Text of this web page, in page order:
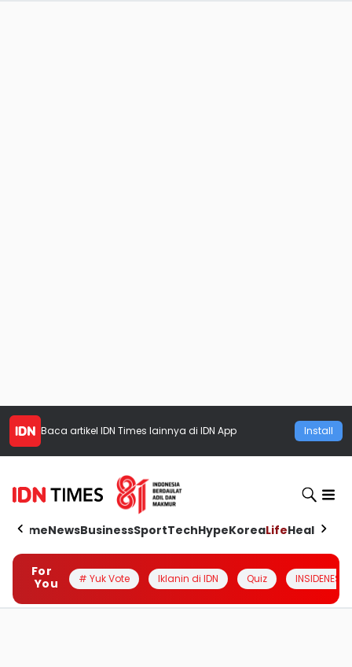
Baca artikel IDN Times lainnya di IDN App Install
HomeNewsBusinessSportTechHypeKoreaLifeHealth
For
You
# Yuk Vote Iklanin di IDN Quiz INSIDENESIA